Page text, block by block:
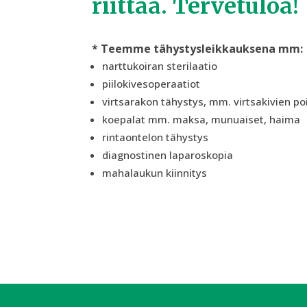
riittää. Tervetuloa!
* Teemme tähystysleikkauksena mm:
narttukoiran sterilaatio
piilokivesoperaatiot
virtsarakon tähystys, mm. virtsakivien
koepalat mm. maksa, munuaiset, haima
rintaontelon tähystys
diagnostinen laparoskopia
mahalaukun kiinnitys